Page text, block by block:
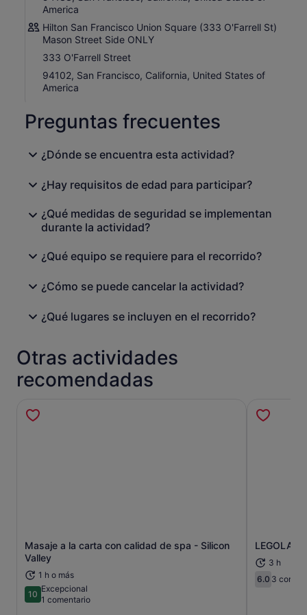
America
Hilton San Francisco Union Square (333 O'Farrell St)
Mason Street Side ONLY
333 O'Farrell Street
94102, San Francisco, California, United States of
America
Preguntas frecuentes
¿Dónde se encuentra esta actividad?
¿Hay requisitos de edad para participar?
¿Qué medidas de seguridad se implementan
durante la actividad?
¿Qué equipo se requiere para el recorrido?
¿Cómo se puede cancelar la actividad?
¿Qué lugares se incluyen en el recorrido?
Otras actividades
recomendadas
Masaje a la carta con calidad de spa - Silicon
Valley
1 h o más
1010 sobre 10
Excepcional
1 comentario
Se abre en una pestaña nueva
3 h
6.06.0 sobre
3